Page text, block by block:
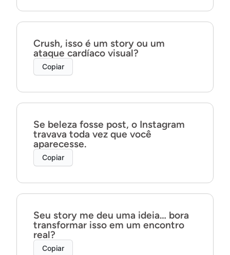
Crush, isso é um story ou um
ataque cardíaco visual?
Copiar
Se beleza fosse post, o Instagram
travava toda vez que você
aparecesse.
Copiar
Seu story me deu uma ideia… bora
transformar isso em um encontro
real?
Copiar